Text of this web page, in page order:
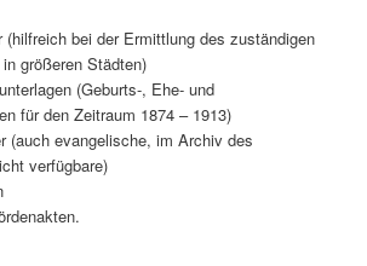
(hilfreich bei der Ermittlung des zuständigen
größeren Städten)
(Geburts-, Ehe- und
für den Zeitraum 1874 – 1913)
(auch evangelische, im Archiv des
verfügbare)